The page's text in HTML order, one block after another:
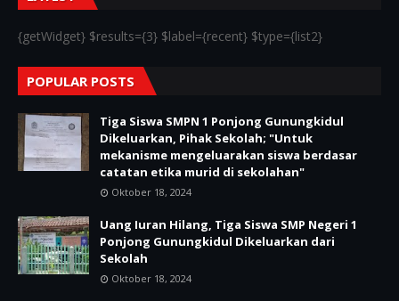
{getWidget} $results={3} $label={recent} $type={list2}
POPULAR POSTS
Tiga Siswa SMPN 1 Ponjong Gunungkidul
Dikeluarkan, Pihak Sekolah; "Untuk
mekanisme mengeluarakan siswa berdasar
catatan etika murid di sekolahan"
Oktober 18, 2024
Uang Iuran Hilang, Tiga Siswa SMP Negeri 1
Ponjong Gunungkidul Dikeluarkan dari
Sekolah
Oktober 18, 2024